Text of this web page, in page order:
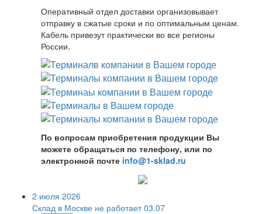
Оперативный отдел доставки организовывает
отправку в сжатые сроки и по оптимальным ценам.
Кабель привезут практически во все регионы
России.
По вопросам приобретения продукции Вы
можете обращаться по телефону, или по
электронной почте info@1-sklad.ru
2 июля 2026
Склад в Москве не работает 03.07